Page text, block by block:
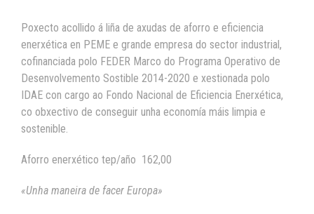
Poxecto acollido á liña de axudas de aforro e eficiencia
enerxética en PEME e grande empresa do sector industrial,
cofinanciada polo FEDER Marco do Programa Operativo de
Desenvolvemento Sostible 2014-2020 e xestionada polo
IDAE con cargo ao Fondo Nacional de Eficiencia Enerxética,
co obxectivo de conseguir unha economía máis limpia e
sostenible.
Aforro enerxético tep/año 162,00
«Unha maneira de facer Europa»